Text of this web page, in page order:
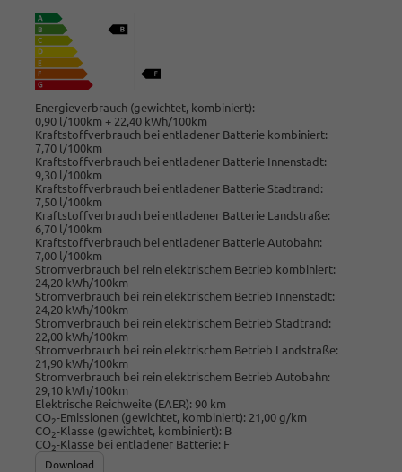
Energieverbrauch (gewichtet, kombiniert):
0,90 l/100km + 22,40 kWh/100km
Kraftstoffverbrauch bei entladener Batterie kombiniert:
7,70 l/100km
Kraftstoffverbrauch bei entladener Batterie Innenstadt:
9,30 l/100km
Kraftstoffverbrauch bei entladener Batterie Stadtrand:
7,50 l/100km
Kraftstoffverbrauch bei entladener Batterie Landstraße:
6,70 l/100km
Kraftstoffverbrauch bei entladener Batterie Autobahn:
7,00 l/100km
Stromverbrauch bei rein elektrischem Betrieb kombiniert:
24,20 kWh/100km
Stromverbrauch bei rein elektrischem Betrieb Innenstadt:
24,20 kWh/100km
Stromverbrauch bei rein elektrischem Betrieb Stadtrand:
22,00 kWh/100km
Stromverbrauch bei rein elektrischem Betrieb Landstraße:
21,90 kWh/100km
Stromverbrauch bei rein elektrischem Betrieb Autobahn:
29,10 kWh/100km
Elektrische Reichweite (EAER): 90 km
CO2-Emissionen (gewichtet, kombiniert): 21,00 g/km
CO2-Klasse (gewichtet, kombiniert): B
CO2-Klasse bei entladener Batterie: F
Download